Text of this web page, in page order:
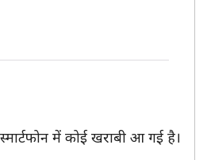
में कोई खराबी आ गई है।